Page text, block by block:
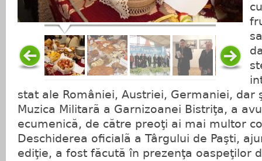
stat ale României, Austriei, Germaniei, dar
Muzica Militarã a Garnizoanei Bistriţa, a
ecumenică, de către preoţi ai mai multor
Deschiderea oficialã a Târgului de Paşti,
ediţie, a fost făcută în prezenţa oaspeţilor